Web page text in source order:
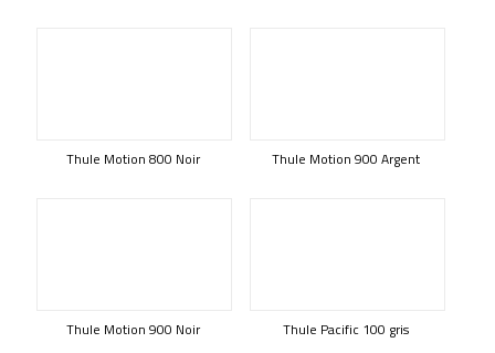
Thule Motion 800 Noir Thule Motion 900 Argent
Thule Motion 900 Noir Thule Pacific 100 gris